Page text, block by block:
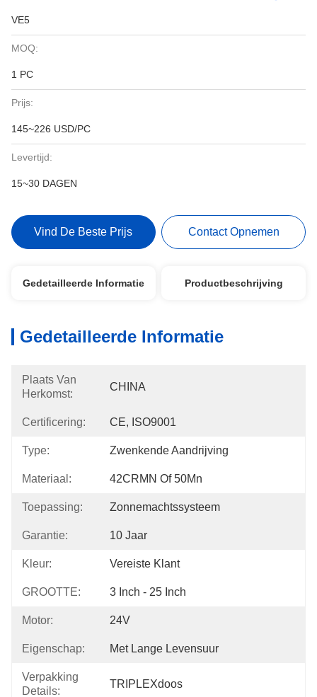
VE5
MOQ:
1 PC
Prijs:
145~226 USD/PC
Levertijd:
15~30 DAGEN
Vind De Beste Prijs Contact Opnemen
Gedetailleerde Informatie Productbeschrijving
Gedetailleerde Informatie
Plaats Van
Herkomst:
CHINA
Certificering: CE, ISO9001
Type: Zwenkende Aandrijving
Materiaal: 42CRMN Of 50Mn
Toepassing: Zonnemachtssysteem
Garantie: 10 Jaar
Kleur: Vereiste Klant
GROOTTE: 3 Inch - 25 Inch
Motor: 24V
Eigenschap: Met Lange Levensuur
Verpakking
Details:
TRIPLEXdoos